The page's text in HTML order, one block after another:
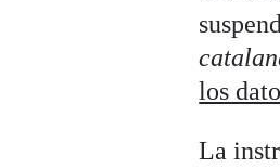
los
La